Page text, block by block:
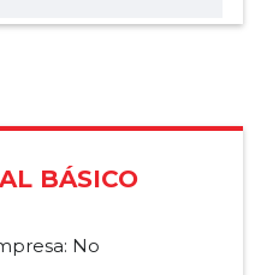
BÁSICO
No